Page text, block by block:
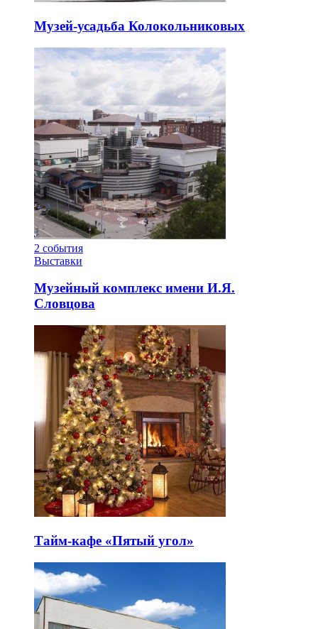
Музей-усадьба Колокольниковых
2 события
Выставки
Музейный комплекс имени И.Я.
Словцова
Тайм-кафе «Пятый угол»